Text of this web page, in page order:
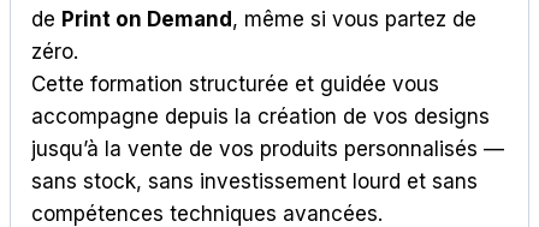
de Print on Demand, même si vous partez de
zéro.
Cette formation structurée et guidée vous
accompagne depuis la création de vos designs
jusqu’à la vente de vos produits personnalisés —
sans stock, sans investissement lourd et sans
compétences techniques avancées.